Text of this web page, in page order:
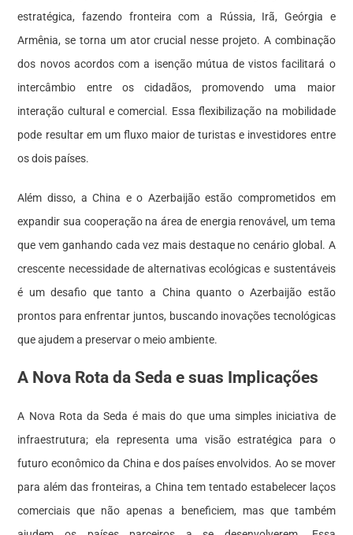
estratégica, fazendo fronteira com a Rússia, Irã, Geórgia e
Armênia, se torna um ator crucial nesse projeto. A combinação
dos novos acordos com a isenção mútua de vistos facilitará o
intercâmbio entre os cidadãos, promovendo uma maior
interação cultural e comercial. Essa flexibilização na mobilidade
pode resultar em um fluxo maior de turistas e investidores entre
os dois países.
Além disso, a China e o Azerbaijão estão comprometidos em
expandir sua cooperação na área de energia renovável, um tema
que vem ganhando cada vez mais destaque no cenário global. A
crescente necessidade de alternativas ecológicas e sustentáveis
é um desafio que tanto a China quanto o Azerbaijão estão
prontos para enfrentar juntos, buscando inovações tecnológicas
que ajudem a preservar o meio ambiente.
A Nova Rota da Seda e suas Implicações
A Nova Rota da Seda é mais do que uma simples iniciativa de
infraestrutura; ela representa uma visão estratégica para o
futuro econômico da China e dos países envolvidos. Ao se mover
para além das fronteiras, a China tem tentado estabelecer laços
comerciais que não apenas a beneficiem, mas que também